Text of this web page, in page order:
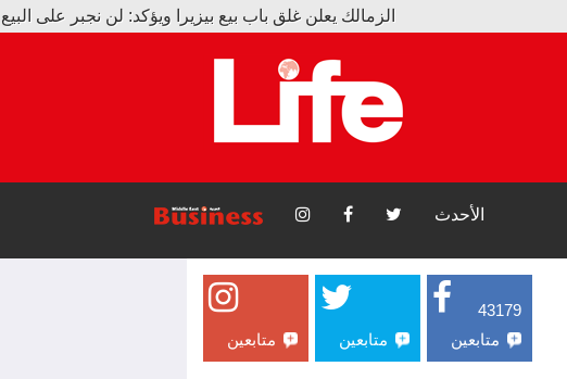
الزمالك يعلن غلق باب بيع بيزيرا ويؤكد: لن نجبر على البيع
الأحدث
43179
متابعين
متابعين متابعين